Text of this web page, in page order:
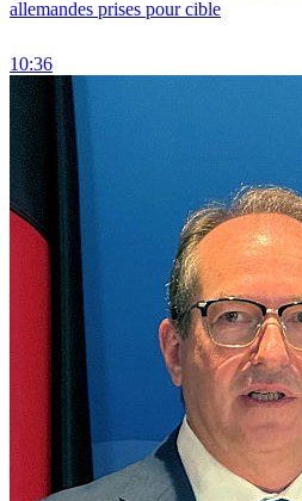
allemandes prises pour cible
10:36